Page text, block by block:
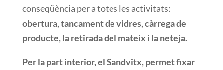
conseqüència per a totes les activitats:
obertura, tancamentde vidres,càrregade
producte, laretiradadel mateix i laneteja.
Per la partinterior, elSandvitx,permet fixar